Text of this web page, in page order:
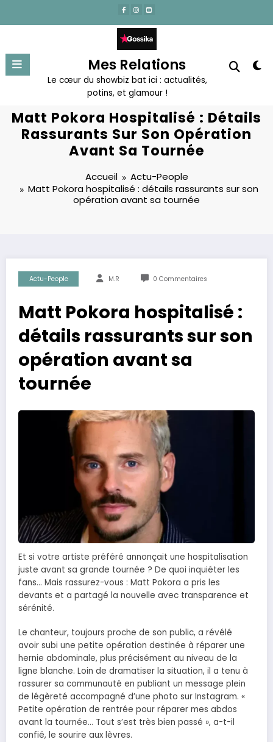
contenu
Mes Relations
Le cœur du showbiz bat ici : actualités,
potins, et glamour !
Matt Pokora Hospitalisé : Détails
Rassurants Sur Son Opération
Avant Sa Tournée
Accueil
Actu-People
Matt Pokora hospitalisé : détails rassurants sur son
opération avant sa tournée
Actu-People M.R 0 Commentaires
Matt Pokora hospitalisé :
détails rassurants sur son
opération avant sa
tournée
Et si votre artiste préféré annonçait une hospitalisation
juste avant sa grande tournée ? De quoi inquiéter les
fans… Mais rassurez-vous : Matt Pokora a pris les
devants et a partagé la nouvelle avec transparence et
sérénité.
Le chanteur, toujours proche de son public, a révélé
avoir subi une petite opération destinée à réparer une
hernie abdominale, plus précisément au niveau de la
ligne blanche. Loin de dramatiser la situation, il a tenu à
rassurer sa communauté en publiant un message plein
de légèreté accompagné d’une photo sur Instagram. «
Petite opération de rentrée pour réparer mes abdos
avant la tournée… Tout s’est très bien passé », a-t-il
confié, le sourire aux lèvres.